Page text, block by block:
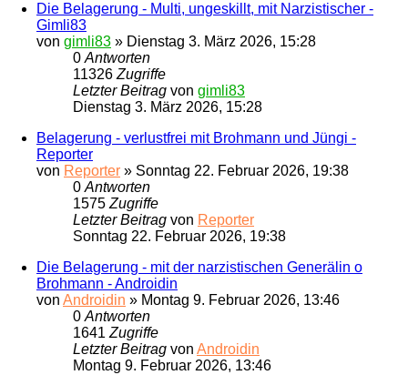
Die Belagerung - Multi, ungeskillt, mit Narzistischer -
Gimli83
von gimli83 » Dienstag 3. März 2026, 15:28
0Antworten
11326Zugriffe
Letzter Beitrag von gimli83
Dienstag 3. März 2026, 15:28
Belagerung - verlustfrei mit Brohmann und Jüngi -
Reporter
von Reporter » Sonntag 22. Februar 2026, 19:38
0Antworten
1575Zugriffe
Letzter Beitrag von Reporter
Sonntag 22. Februar 2026, 19:38
Die Belagerung - mit der narzistischen Generälin o
Brohmann - Androidin
von Androidin » Montag 9. Februar 2026, 13:46
0Antworten
1641Zugriffe
Letzter Beitrag von Androidin
Montag 9. Februar 2026, 13:46